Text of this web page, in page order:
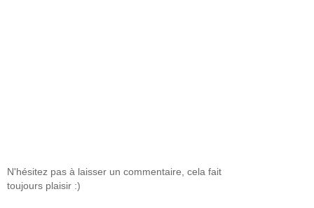
N'hésitez pas à laisser un commentaire, cela fait
toujours plaisir :)